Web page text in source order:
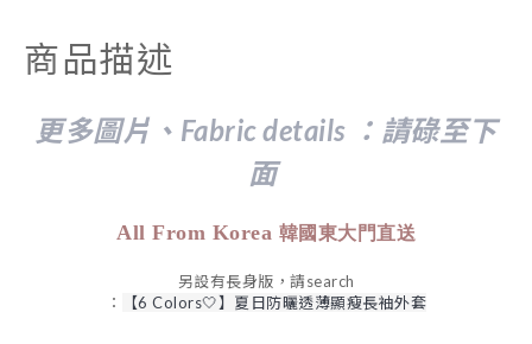
商品描述
更多圖片、Fabric details ：請碌至下
面
All From Korea 韓國東大門直送
另設有長身版，請search
：
【6 Colors🤍】夏日防曬透薄顯瘦長袖外套